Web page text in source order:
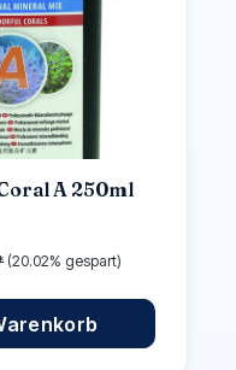
A 250ml
(20.02% gespart)